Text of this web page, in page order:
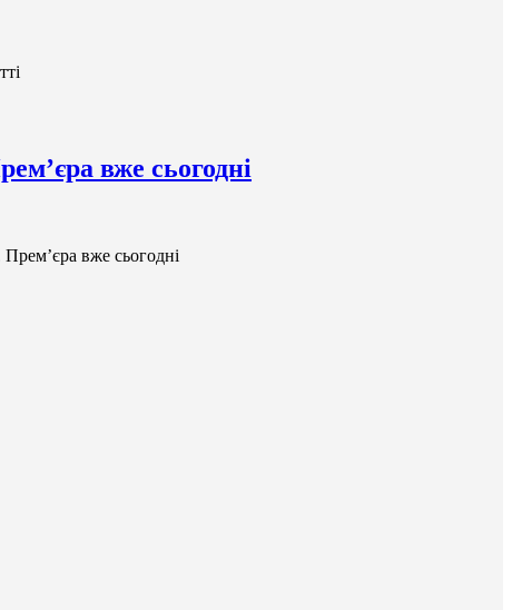
вже сьогодні
вже сьогодні